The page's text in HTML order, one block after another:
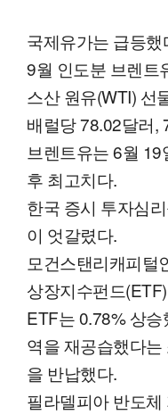
국제유가는 급등했
9월 인도분 브렌트
스산 원유(WTI) 선
배럴당 78.02달러,
브렌트유는 6월 19
후 최고치다.
한국 증시 투자심
이 엇갈렸다.
모건스탠리캐피털
상장지수펀드
ETF는 0.78% 상
역을 재공습했다
을 반납했다.
필라델피아 반도